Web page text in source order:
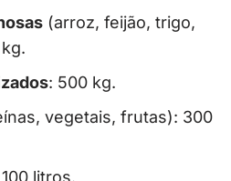
(arroz, feijão, trigo,
: 500 kg.
vegetais, frutas): 300
litros.